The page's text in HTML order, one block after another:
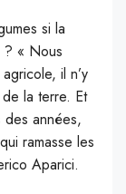
si la
? « Nous
il n’y
la terre. Et
des années,
ramasse les
Aparici.